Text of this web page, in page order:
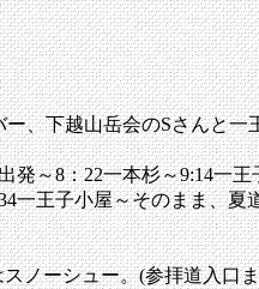
下越山岳会のSさんと
～8：22一本杉～9:14一王
一王子小屋～そのまま、
ーシュー。(参拝道入口